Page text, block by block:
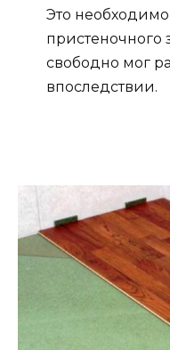
Это
пристеночного
свободно мог
впоследствии.